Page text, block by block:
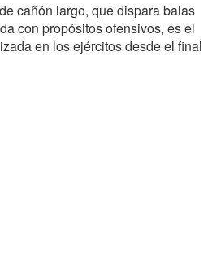
cañón largo, que dispara balas
con propósitos ofensivos, es el
en los ejércitos desde el final